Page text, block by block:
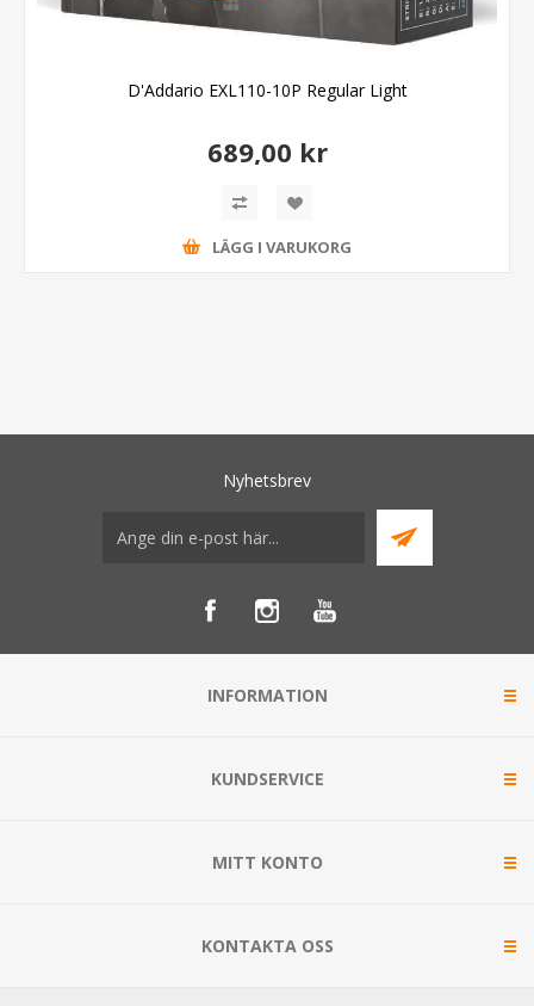
D'Addario EXL110-10P Regular Light
689,00 kr
LÄGG I VARUKORG
Nyhetsbrev
INFORMATION
KUNDSERVICE
MITT KONTO
KONTAKTA OSS